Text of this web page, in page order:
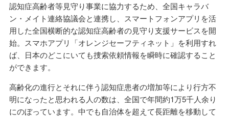
認知症高齢者等見守り事業に協力するため、全国キャラバ
ン・メイト連絡協議会と連携し、スマートフォンアプリを活
用した全国横断的な認知症高齢者の見守り支援サービスを開
始。スマホアプリ「オレンジセーフティネット」を利用すれ
ば、日本のどこにいても捜索依頼情報を瞬時に確認すること
ができます。
高齢化の進行とそれに伴う認知症患者の増加等により行方不
明になったと思われる人の数は、全国で年間約1万5千人余り
にのぼっています。中でも自治体を超えて長距離を移動して